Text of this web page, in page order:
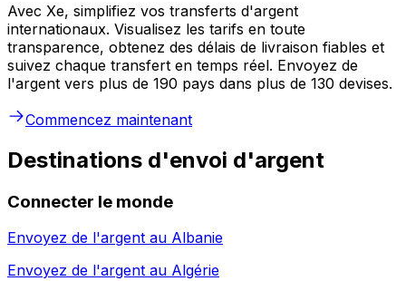
Avec Xe, simplifiez vos transferts d'argent
internationaux. Visualisez les tarifs en toute
transparence, obtenez des délais de livraison fiables et
suivez chaque transfert en temps réel. Envoyez de
l'argent vers plus de 190 pays dans plus de 130 devises.
Commencez maintenant
Destinations d'envoi d'argent
Connecter le monde
Envoyez de l'argent au Albanie
Envoyez de l'argent au Algérie